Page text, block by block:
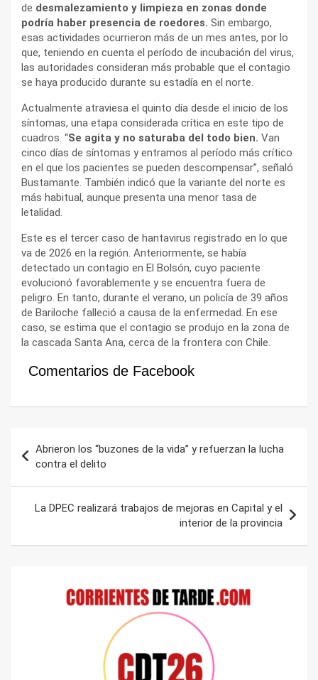
de desmalezamiento y limpieza en zonas donde
podría haber presencia de roedores. Sin embargo,
esas actividades ocurrieron más de un mes antes, por lo
que, teniendo en cuenta el período de incubación del virus,
las autoridades consideran más probable que el contagio
se haya producido durante su estadía en el norte.
Actualmente atraviesa el quinto día desde el inicio de los
síntomas, una etapa considerada crítica en este tipo de
cuadros. “Se agita y no saturaba del todo bien. Van
cinco días de síntomas y entramos al período más crítico
en el que los pacientes se pueden descompensar”, señaló
Bustamante. También indicó que la variante del norte es
más habitual, aunque presenta una menor tasa de
letalidad.
Este es el tercer caso de hantavirus registrado en lo que
va de 2026 en la región. Anteriormente, se había
detectado un contagio en El Bolsón, cuyo paciente
evolucionó favorablemente y se encuentra fuera de
peligro. En tanto, durante el verano, un policía de 39 años
de Bariloche falleció a causa de la enfermedad. En ese
caso, se estima que el contagio se produjo en la zona de
la cascada Santa Ana, cerca de la frontera con Chile.
Comentarios de Facebook
de
entradas
Abrieron los “buzones de la vida” y refuerzan la lucha
contra el delito
La DPEC realizará trabajos de mejoras en Capital y el
interior de la provincia